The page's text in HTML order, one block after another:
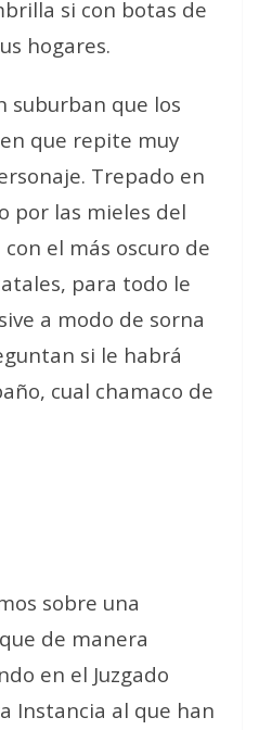
si con botas de
hogares.
suburban que los
que repite muy
Trepado en
por las mieles del
el más oscuro de
para todo le
a modo de sorna
si le habrá
cual chamaco de
sobre una
de manera
en el Juzgado
Instancia al que han